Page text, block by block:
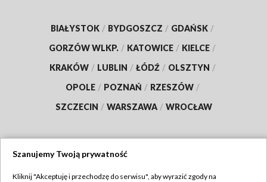
BIAŁYSTOK / BYDGOSZCZ / GDAŃSK /
GORZÓW WLKP. / KATOWICE / KIELCE /
KRAKÓW / LUBLIN / ŁÓDŹ / OLSZTYN /
OPOLE / POZNAŃ / RZESZÓW /
SZCZECIN / WARSZAWA / WROCŁAW
Szanujemy Twoją prywatność
Kliknij "Akceptuję i przechodzę do serwisu", aby wyrazić zgody na